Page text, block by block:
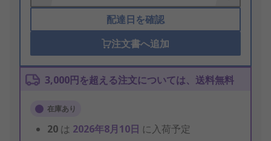
配達日を確認
注文書へ追加
3,000円を超える注文については、送料無料
在庫あり
20 は 2026年8月10日 に入荷予定